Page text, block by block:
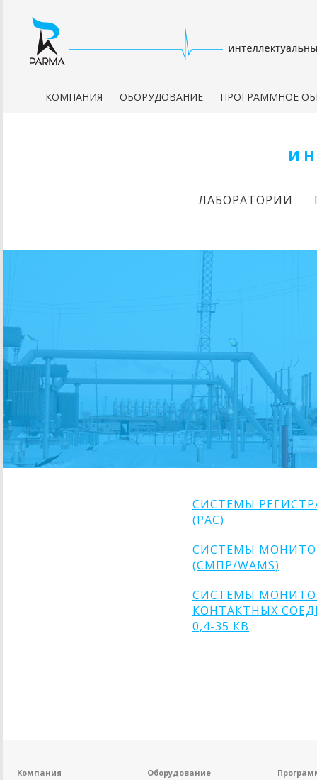
КОМПАНИЯ ОБОРУДОВАНИЕ ПРОГРАММНОЕ
ЛАБОРАТОРИИ
СИСТЕМЫ
(РАС)
СИСТЕМЫ
(СMПР/WAMS)
СИСТЕМЫ
КОНТАКТНЫХ
0,4-35 КВ
Компания
Оборудование